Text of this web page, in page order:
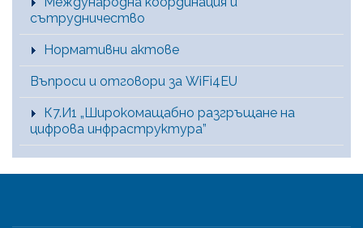
сътрудничество
Нормативни актове
Въпроси и отговори за WiFi4EU
К7.И1 „Широкомащабно разгръщане на
цифрова инфраструктура”